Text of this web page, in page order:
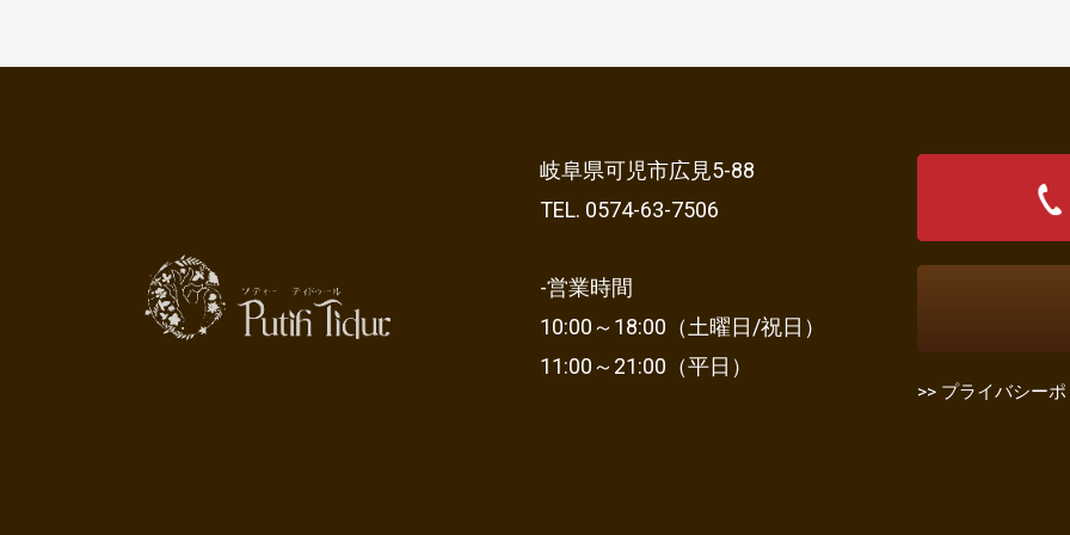
岐阜県可児市広見5-88
TEL. 0574-63-7506
-営業時間
10:00～18:00（土曜日/祝日）
11:00～21:00（平日）
>> プライバシー